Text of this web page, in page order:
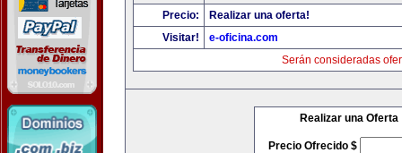
Precio:
Realizar una oferta!
Visitar!
e-oficina.com
Serán consideradas
Realizar una Oferta
Precio Ofrecido $